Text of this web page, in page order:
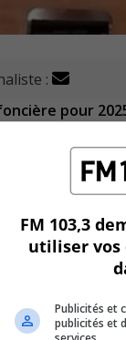
:
pour
2025.
d’environ
de 146 424
37%.
à
FM 103,3
utiliser vos
Publicités et
publicités et